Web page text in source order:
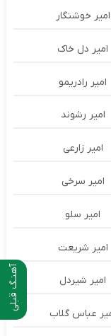
آهنـگ قبلی
امیر خوشنگار
امیر دل خاک
امیر رادریمو
امیر رشوند
امیر زارعی
امیر سرخی
امیر سلو
امیر شریعت
امیر شیردل
عباس گلاب